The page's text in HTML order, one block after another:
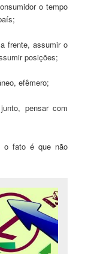
o tempo
frente, assumir o
posições;
efêmero;
pensar com
o fato é que não